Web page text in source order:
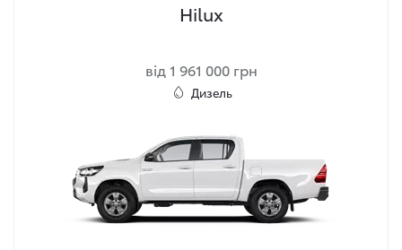
Hilux
від 1 961 000 грн
Дизель